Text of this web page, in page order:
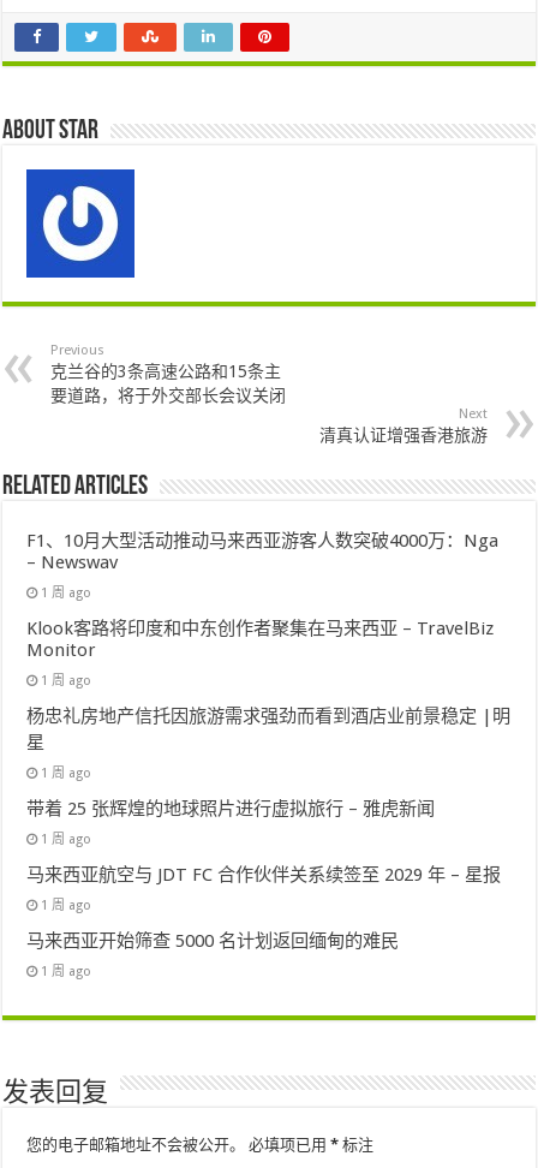
About star
Previous
克兰谷的3条高速公路和15条主
要道路，将于外交部长会议关闭
Next
清真认证增强香港旅游
Related Articles
F1、10月大型活动推动马来西亚游客人数突破4000万：Nga
– Newswav
1 周 ago
Klook客路将印度和中东创作者聚集在马来西亚 – TravelBiz
Monitor
1 周 ago
杨忠礼房地产信托因旅游需求强劲而看到酒店业前景稳定 |明
星
1 周 ago
带着 25 张辉煌的地球照片进行虚拟旅行 – 雅虎新闻
1 周 ago
马来西亚航空与 JDT FC 合作伙伴关系续签至 2029 年 – 星报
1 周 ago
马来西亚开始筛查 5000 名计划返回缅甸的难民
1 周 ago
发表回复
您的电子邮箱地址不会被公开。 必填项已用* 标注